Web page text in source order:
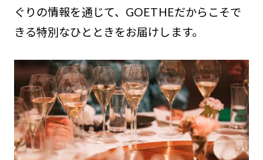
ぐりの情報を通じて、GOETHEだからこそで
きる特別なひとときをお届けします。